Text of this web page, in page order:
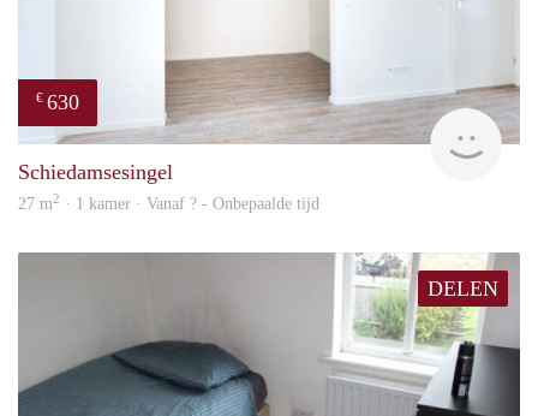
€ 630
Schiedamsesingel
27 m2 · 1 kamer · Vanaf ? - Onbepaalde tijd
DELEN